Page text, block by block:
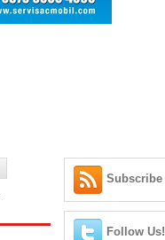
Subscribe
Follow Us!